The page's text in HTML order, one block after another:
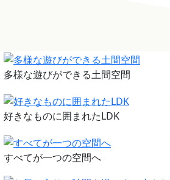
多様な遊びができる土間空間
好きなものに囲まれたLDK
すべてが一つの空間へ